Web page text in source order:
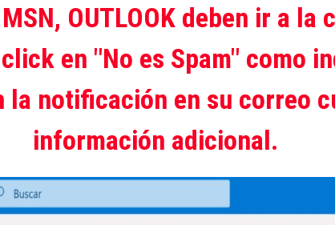
OUTLOOK deben ir a
en "No es Spam" como
notificación en su correo
información adicional.